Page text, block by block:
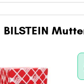
BILSTEIN